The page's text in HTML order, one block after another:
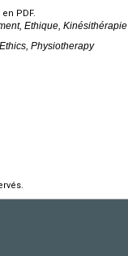
PDF.
Ethique, Kinésithérapie
Physiotherapy